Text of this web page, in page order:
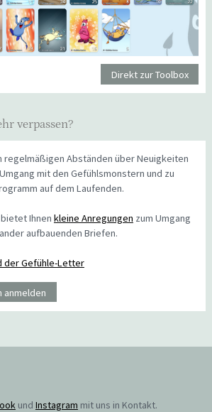
Direkt zur Toolbox
verpassen?
regelmäßigen Abständen über Neuigkeiten
mit den Gefühlsmonstern und zu
auf dem Laufenden.
Ihnen kleine Anregungen zum Umgang
aufbauenden Briefen.
der Gefühle-Letter
anmelden
und Instagram mit uns in Kontakt.